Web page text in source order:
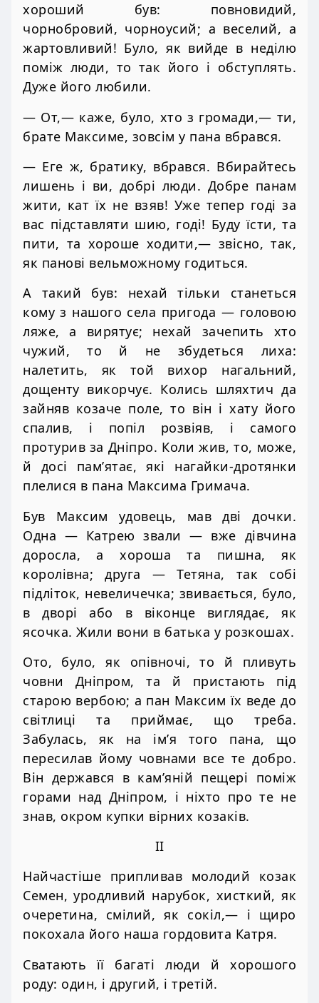
хороший був: повновидий,
чорнобровий, чорноусий; а веселий, а
жартовливий! Було, як вийде в неділю
поміж люди, то так його і обступлять.
Дуже його любили.
— От,— каже, було, хто з громади,— ти,
брате Максиме, зовсім у пана вбрався.
— Еге ж, братику, вбрався. Вбирайтесь
лишень і ви, добрі люди. Добре панам
жити, кат їх не взяв! Уже тепер годі за
вас підставляти шию, годі! Буду їсти, та
пити, та хороше ходити,— звісно, так,
як панові вельможному годиться.
А такий був: нехай тільки станеться
кому з нашого села пригода — головою
ляже, а вирятує; нехай зачепить хто
чужий, то й не збудеться лиха:
налетить, як той вихор нагальний,
дощенту викорчує. Колись шляхтич да
зайняв козаче поле, то він і хату його
спалив, і попіл розвіяв, і самого
протурив за Дніпро. Коли жив, то, може,
й досі пам’ятає, які нагайки-дротянки
плелися в пана Максима Гримача.
Був Максим удовець, мав дві дочки.
Одна — Катрею звали — вже дівчина
доросла, а хороша та пишна, як
королівна; друга — Тетяна, так собі
підліток, невеличечка; звивається, було,
в дворі або в віконце виглядає, як
ясочка. Жили вони в батька у розкошах.
Ото, було, як опівночі, то й пливуть
човни Дніпром, та й пристають під
старою вербою; а пан Максим їх веде до
світлиці та приймає, що треба.
Забулась, як на ім’я того пана, що
пересилав йому човнами все те добро.
Він держався в кам’яній пещері поміж
горами над Дніпром, і ніхто про те не
знав, окром купки вірних козаків.
II
Найчастіше припливав молодий козак
Семен, уродливий нарубок, хисткий, як
очеретина, смілий, як сокіл,— і щиро
покохала його наша гордовита Катря.
Сватають її багаті люди й хорошого
роду: один, і другий, і третій.